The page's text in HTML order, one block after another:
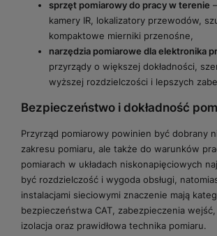
sprzęt pomiarowy do pracy w terenie
kamery IR, lokalizatory przewodów,
kompaktowe mierniki przenośne,
narzędzia pomiarowe dla elektronika
przyrządy o większej dokładności,
wyższej rozdzielczości i lepszych
Bezpieczeństwo i dokładność
Przyrząd pomiarowy powinien być dobrany
zakresu pomiaru, ale także do warunków
pomiarach w układach niskonapięciowych
być rozdzielczość i wygoda obsługi,
instalacjami sieciowymi znaczenie mają
bezpieczeństwa CAT, zabezpieczenia wejść,
izolacja oraz prawidłowa technika pomiaru.